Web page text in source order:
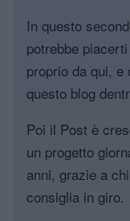
In questo
potrebbe
proprio da qui,
questo blog
Poi il Post è
un progetto
anni, grazie a
consiglia in giro.